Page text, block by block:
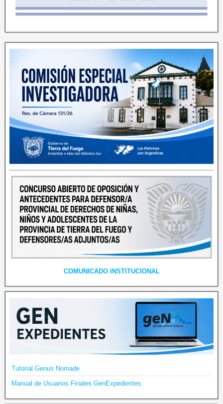
COMUNICADO INSTITUCIONAL
Tutorial Genus Nomade
Manual de Usuarios Finales GenExpedientes